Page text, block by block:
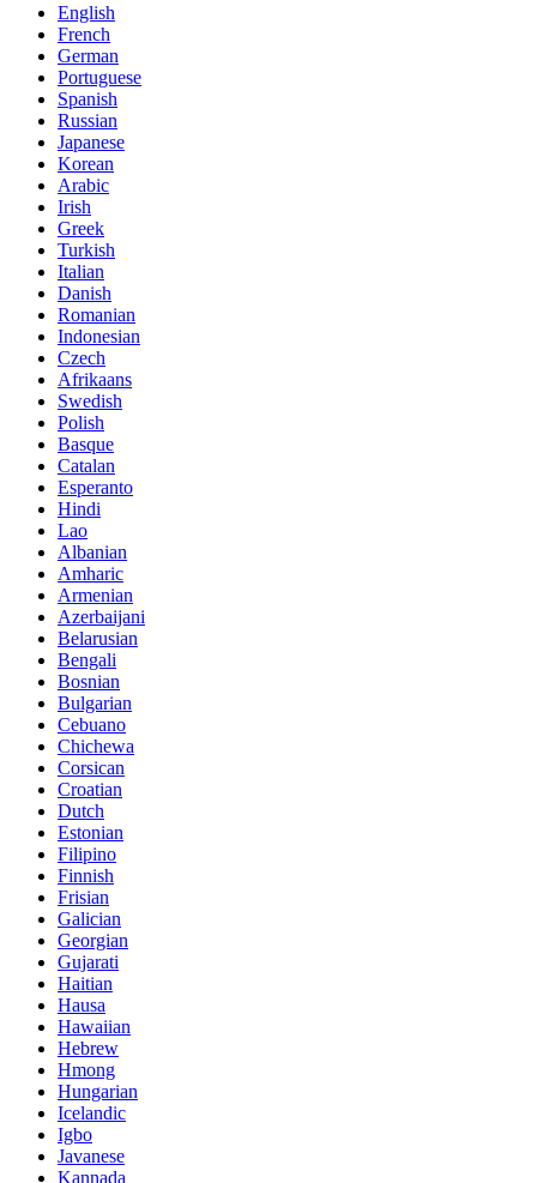
English
French
German
Portuguese
Spanish
Russian
Japanese
Korean
Arabic
Irish
Greek
Turkish
Italian
Danish
Romanian
Indonesian
Czech
Afrikaans
Swedish
Polish
Basque
Catalan
Esperanto
Hindi
Lao
Albanian
Amharic
Armenian
Azerbaijani
Belarusian
Bengali
Bosnian
Bulgarian
Cebuano
Chichewa
Corsican
Croatian
Dutch
Estonian
Filipino
Finnish
Frisian
Galician
Georgian
Gujarati
Haitian
Hausa
Hawaiian
Hebrew
Hmong
Hungarian
Icelandic
Igbo
Javanese
Kannada